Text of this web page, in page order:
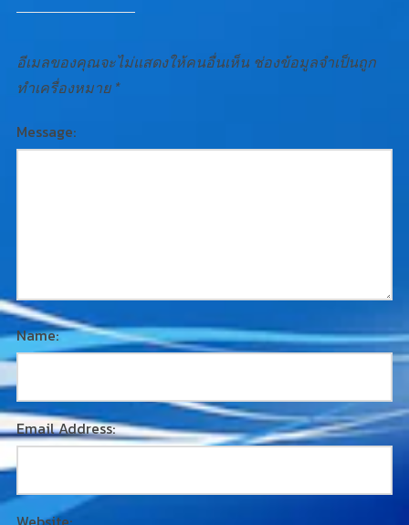
อีเมลของคุณจะไม่แสดงให้คนอื่นเห็น ช่องข้อมูลจำเป็นถูก
ทำเครื่องหมาย *
Message:
Name:
Email Address: